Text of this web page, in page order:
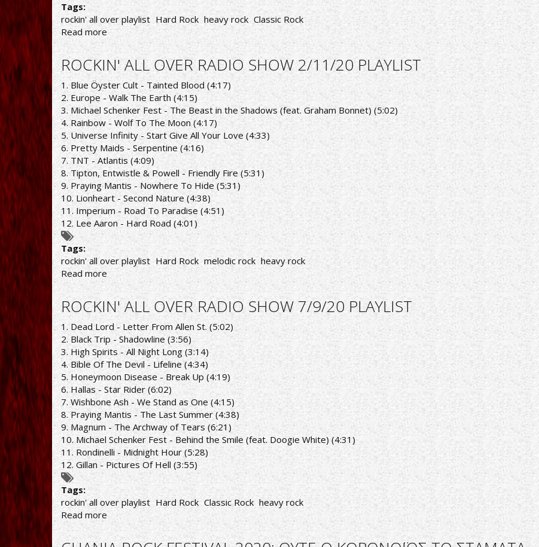
Tags:
rockin' all over playlist Hard Rock heavy rock Classic Rock
Read more about
ROCKIN'
ALL
OVER
RADIO
SHOW
7/12/20
PLAYLIST
ROCKIN' ALL OVER RADIO SHOW 2/11/20 PLAYLIST
1. Blue Öyster Cult - Tainted Blood (4:17)
2. Europe - Walk The Earth (4:15)
3. Michael Schenker Fest - The Beast in the Shadows (feat. Graham Bonnet) (5:02)
4. Rainbow - Wolf To The Moon (4:17)
5. Universe Infinity - Start Give All Your Love (4:33)
6. Pretty Maids - Serpentine (4:16)
7. TNT - Atlantis (4:09)
8. Tipton, Entwistle & Powell - Friendly Fire (5:31)
9. Praying Mantis - Nowhere To Hide (5:31)
10. Lionheart - Second Nature (4:38)
11. Imperium - Road To Paradise (4:51)
12. Lee Aaron - Hard Road (4:01)
Tags:
rockin' all over playlist Hard Rock melodic rock heavy rock
Read moreabout
ROCKIN'
ALL
OVER
RADIO
SHOW
2/11/20
PLAYLIST
ROCKIN' ALL OVER RADIO SHOW 7/9/20 PLAYLIST
1. Dead Lord - Letter From Allen St. (5:02)
2. Black Trip - Shadowline (3:56)
3. High Spirits - All Night Long (3:14)
4. Bible Of The Devil - Lifeline (4:34)
5. Honeymoon Disease - Break Up (4:19)
6. Hallas - Star Rider (6:02)
7. Wishbone Ash - We Stand as One (4:15)
8. Praying Mantis - The Last Summer (4:38)
9. Magnum - The Archway of Tears (6:21)
10. Michael Schenker Fest - Behind the Smile (feat. Doogie White) (4:31)
11. Rondinelli - Midnight Hour (5:28)
12. Gillan - Pictures Of Hell (3:55)
Tags:
rockin' all over playlist Hard Rock Classic Rock heavy rock
Read moreabout
ROCKIN'
ALL